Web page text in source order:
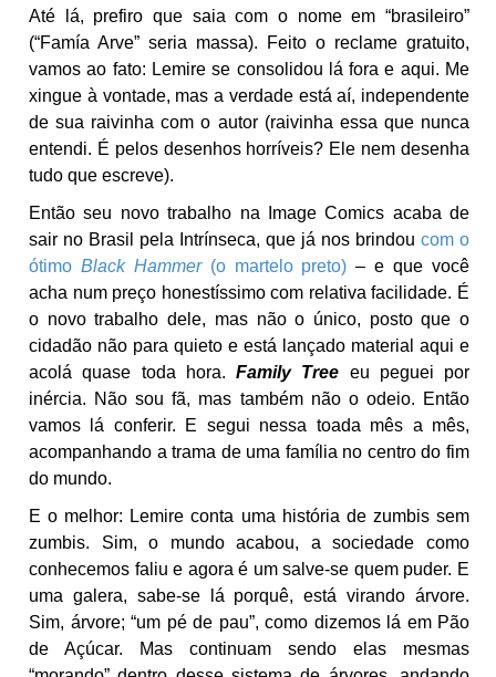
Até lá, prefiro que saia com o nome em “brasileiro”
(“Famía Arve” seria massa). Feito o reclame gratuito,
vamos ao fato: Lemire se consolidou lá fora e aqui. Me
xingue à vontade, mas a verdade está aí, independente
de sua raivinha com o autor (raivinha essa que nunca
entendi. É pelos desenhos horríveis? Ele nem desenha
tudo que escreve).
Então seu novo trabalho na Image Comics acaba de
sair no Brasil pela Intrínseca, que já nos brindou com o
ótimo Black Hammer(o martelo preto) – e que você
acha num preço honestíssimo com relativa facilidade. É
o novo trabalho dele, mas não o único, posto que o
cidadão não para quieto e está lançado material aqui e
acolá quase toda hora. Family Tree eu peguei por
inércia. Não sou fã, mas também não o odeio. Então
vamos lá conferir. E segui nessa toada mês a mês,
acompanhando a trama de uma família no centro do fim
do mundo.
E o melhor: Lemire conta uma história de zumbis sem
zumbis. Sim, o mundo acabou, a sociedade como
conhecemos faliu e agora é um salve-se quem puder. E
uma galera, sabe-se lá porquê, está virando árvore.
Sim, árvore; “um pé de pau”, como dizemos lá em Pão
de Açúcar. Mas continuam sendo elas mesmas